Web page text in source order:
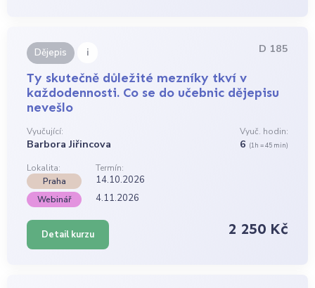
Dějepis i D 185
Ty skutečně důležité mezníky tkví v
každodennosti. Co se do učebnic dějepisu
nevešlo
Vyučující:
Barbora Jiřincova
Vyuč. hodin:
6 (1h = 45 min)
Lokalita:
Termín:
Praha
14.10.2026
Webinář 4.11.2026
Detail kurzu 2 250 Kč